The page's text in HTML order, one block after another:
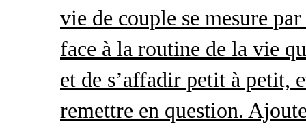
vie de couple se mesure
face à la routine de la vie
et de s’affadir petit à petit,
remettre en question.